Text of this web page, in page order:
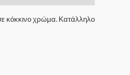
κόκκινο χρώμα. Κατάλληλο